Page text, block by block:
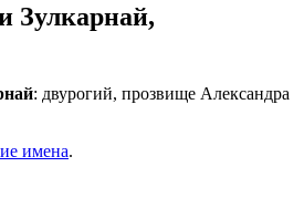
Зулкарнай,
: двурогий, прозвище Александра
имена.